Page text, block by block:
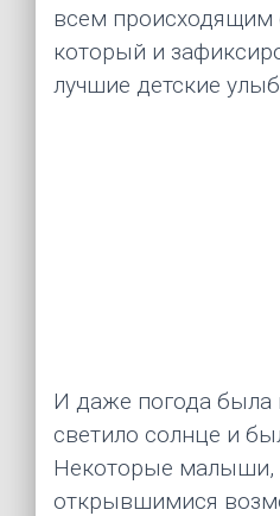
всем происходящим
который и
лучшие детские
И даже погода была
светило солнце и
Некоторые малыши,
открывшимися